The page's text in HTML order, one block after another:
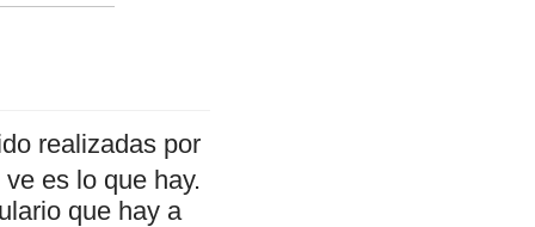
realizadas por
es lo que hay.
que hay a